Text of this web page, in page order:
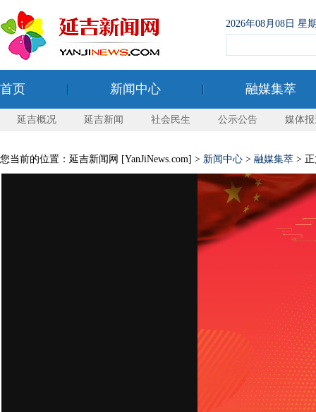
2026年08月08日 星
首页 新闻中心 融媒集萃
延吉概况 延吉新闻 社会民生 公示公告 媒体
您当前的位置：延吉新闻网 [YanJiNews.com] > 新闻中心 > 融媒集萃 >